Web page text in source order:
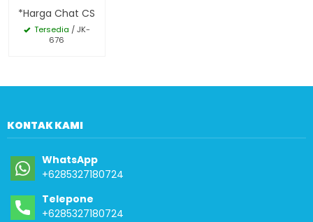
*Harga Chat CS
Tersedia / JK-
676
KONTAK KAMI
WhatsApp
+6285327180724
Telepone
+6285327180724